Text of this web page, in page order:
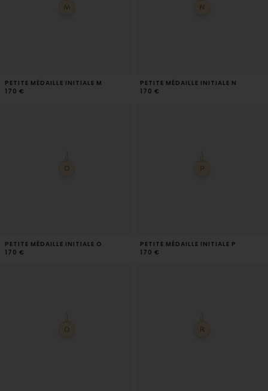
PETITE MÉDAILLE INITIALE M
170 €
PETITE MÉDAILLE INITIALE N
170 €
PETITE MÉDAILLE INITIALE O
170 €
PETITE MÉDAILLE INITIALE P
170 €